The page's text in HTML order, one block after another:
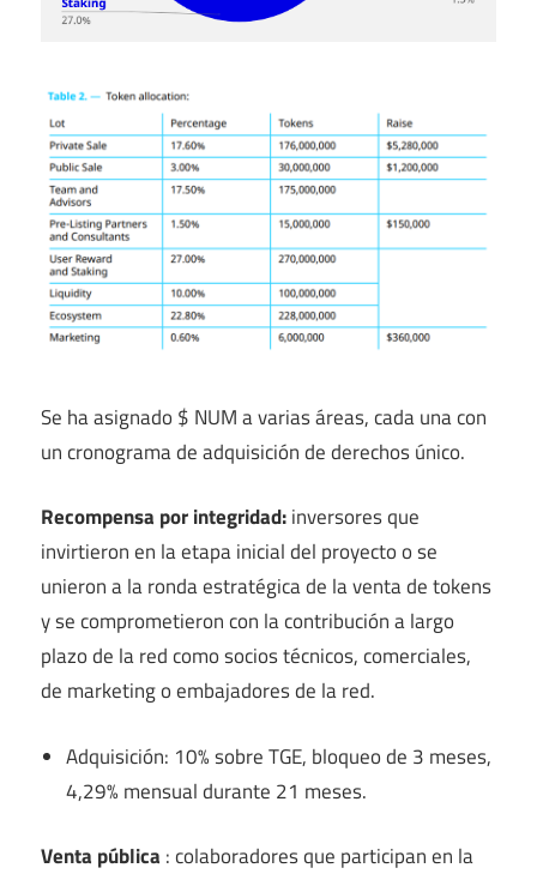
Se ha asignado $ NUM a varias áreas, cada una con
un cronograma de adquisición de derechos único.
Recompensa por integridad:inversores que
invirtieron en la etapa inicial del proyecto o se
unieron a la ronda estratégica de la venta de tokens
y se comprometieron con la contribución a largo
plazo de la red como socios técnicos, comerciales,
de marketing o embajadores de la red.
Adquisición: 10% sobre TGE, bloqueo de 3 meses,
4,29% mensual durante 21 meses.
Venta pública : colaboradores que participan en la